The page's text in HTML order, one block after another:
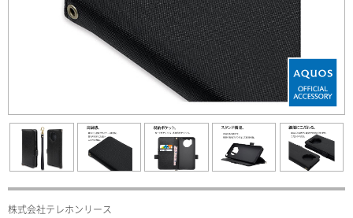
株式会社テレホンリース